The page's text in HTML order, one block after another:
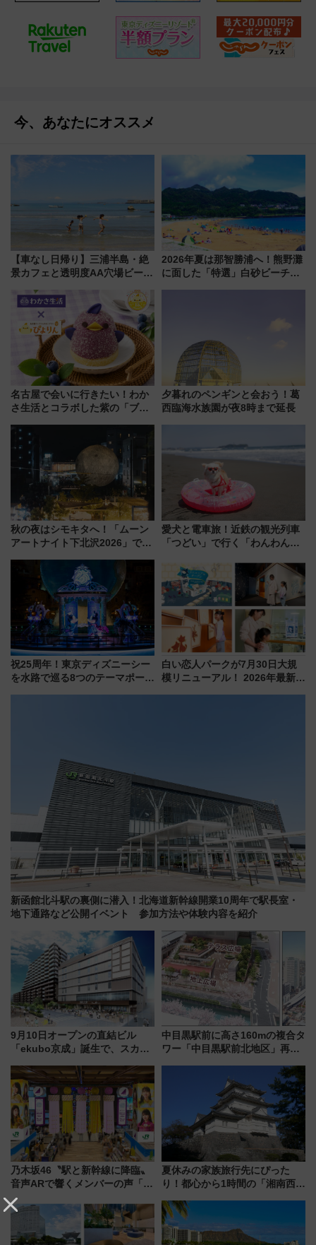
今、あなたにオススメ
【車なし日帰り】三浦半島・絶
景カフェと透明度AA穴場ビーチ
用してストレスフリー旅へ行こ
2026年夏は那智勝浦へ！熊野灘
に面した「特選」白砂ビーチは
名古屋で会いに行きたい！わか
さ生活とコラボした紫の「ブル
売
夕暮れのペンギンと会おう！葛
西臨海水族園が夜8時まで延長
秋の夜はシモキタへ！「ムーン
アートナイト下北沢2026」でイ
を満喫しよう
愛犬と電車旅！近鉄の観光列車
「つどい」で行く「わんわん列
める日帰りツアー
祝25周年！東京ディズニーシー
を水路で巡る8つのテーマポート
白い恋人パークが7月30日大規
模リニューアル！ 2026年最新の
新函館北斗駅の裏側に潜入！北海道新幹線開業10周年で駅長室・
地下通路など公開イベント 参加方法や体験内容を紹介
9月10日オープンの直結ビル
「ekubo京成」誕生で、スカイ
新鎌ヶ谷はどう変わる？ 全テナ
ント情報も公開！
中目黒駅前に高さ160mの複合タ
ワー「中目黒駅前北地区」再開
乃木坂46〝駅と新幹線に降臨〟
音声ARで響くメンバーの声「真
夏の全国ツアー2026」
夏休みの家族旅行先にぴった
り！都心から1時間の「湘南西エ
島とは異なる魅力を持つ今夏の
注目スポット